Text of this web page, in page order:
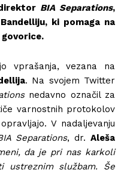
BIA Separations,
ki pomaga na
vprašanja, vezana na
. Na svojem Twitter
nedavno označil za
varnostnih protokolov
V nadaljevanju
Separations, dr.Aleša
da je pri nas karkoli
ustreznim službam. Še